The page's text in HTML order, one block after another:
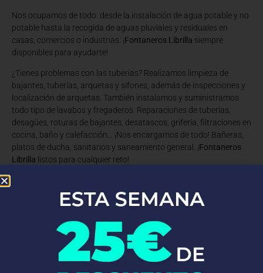
Nos ocupamos de todo: desde la instalación de agua potable y no
potable hasta la recogida de aguas pluviales y residuales en
casas, comercios o industrias. ¡Fontaneros Librilla siempre
disponibles para ayudarte!
¿Tienes problemas con las tuberías? Realizamos limpieza de
bajantes, tuberías, arquetas y sifones, además de inspecciones y
localización de arquetas. También instalamos y suministramos
todo tipo de lavabos y fregaderos. Reparaciones de tuberías,
desagües, roturas de bajantes, desatascos, grifería, filtraciones en
cocina, baño y calefacción… ¡Nos encargamos de todo! Bañeras,
platos de ducha, sanitarios y saneamiento general. ¡Fontaneros
Librilla listos para cualquier reto!
reformas, somos los expertos que necesitas. Ofrecemos
cerca de ti, con un equipo de fontaneros siempre
calentadores y termos, sustitución de bajantes, trabajos
verticales, reformas, impermeabilizaciones y más en Librilla.
En Fontaneros 24h en Librillanos enorgullecemos de la calidad de